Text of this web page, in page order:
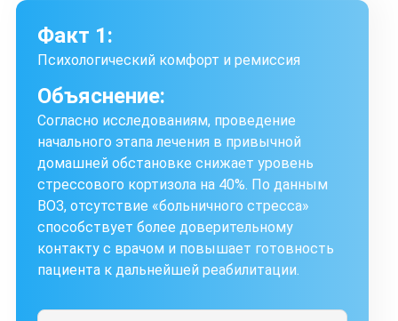
Факт 1:
Психологический комфорт и ремиссия
Объяснение:
Согласно исследованиям, проведение
начального этапа лечения в привычной
домашней обстановке снижает уровень
стрессового кортизола на 40%. По данным
ВОЗ, отсутствие «больничного стресса»
способствует более доверительному
контакту с врачом и повышает готовность
пациента к дальнейшей реабилитации.